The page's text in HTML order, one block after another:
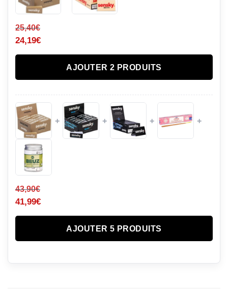
25,40€
24,19€
AJOUTER 2 PRODUITS
+ + + +
43,90€
41,99€
AJOUTER 5 PRODUITS